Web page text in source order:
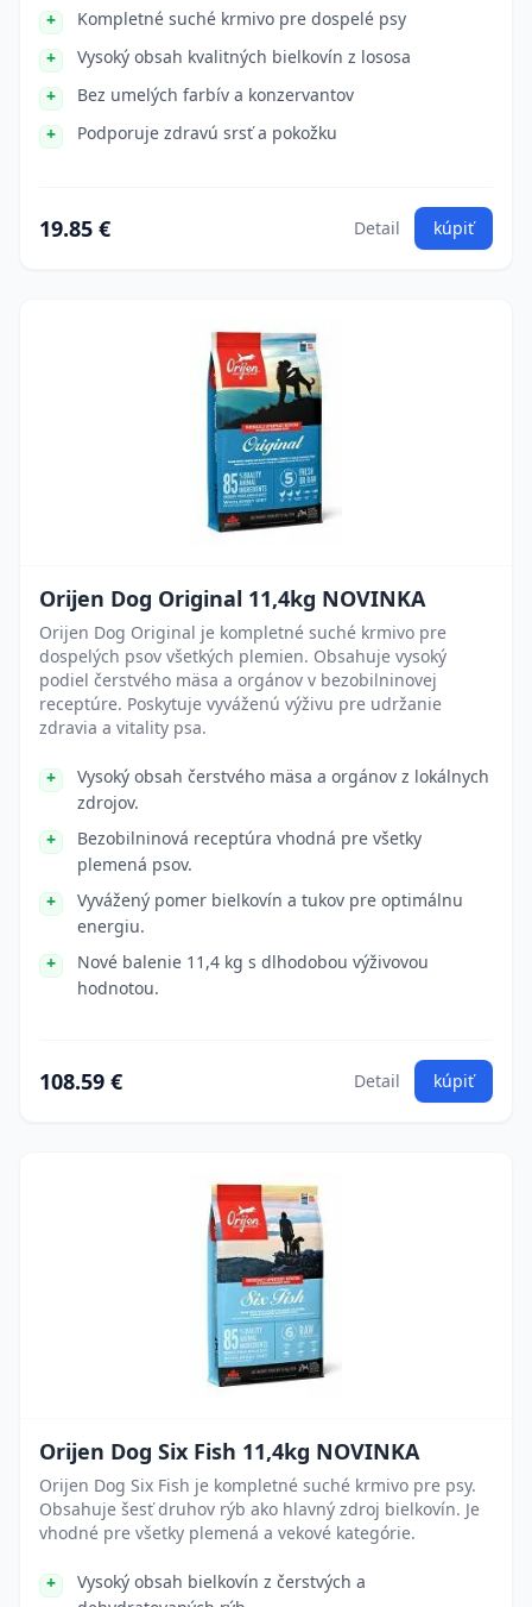
Kompletné suché krmivo pre dospelé psy
Vysoký obsah kvalitných bielkovín z lososa
Bez umelých farbív a konzervantov
Podporuje zdravú srsť a pokožku
19.85 € Detail kúpiť
Orijen Dog Original 11,4kg NOVINKA
Orijen Dog Original je kompletné suché krmivo pre
dospelých psov všetkých plemien. Obsahuje vysoký
podiel čerstvého mäsa a orgánov v bezobilninovej
receptúre. Poskytuje vyváženú výživu pre udržanie
zdravia a vitality psa.
Vysoký obsah čerstvého mäsa a orgánov z lokálnych
zdrojov.
Bezobilninová receptúra vhodná pre všetky
plemená psov.
Vyvážený pomer bielkovín a tukov pre optimálnu
energiu.
Nové balenie 11,4 kg s dlhodobou výživovou
hodnotou.
108.59 € Detail kúpiť
Orijen Dog Six Fish 11,4kg NOVINKA
Orijen Dog Six Fish je kompletné suché krmivo pre psy.
Obsahuje šesť druhov rýb ako hlavný zdroj bielkovín. Je
vhodné pre všetky plemená a vekové kategórie.
Vysoký obsah bielkovín z čerstvých a